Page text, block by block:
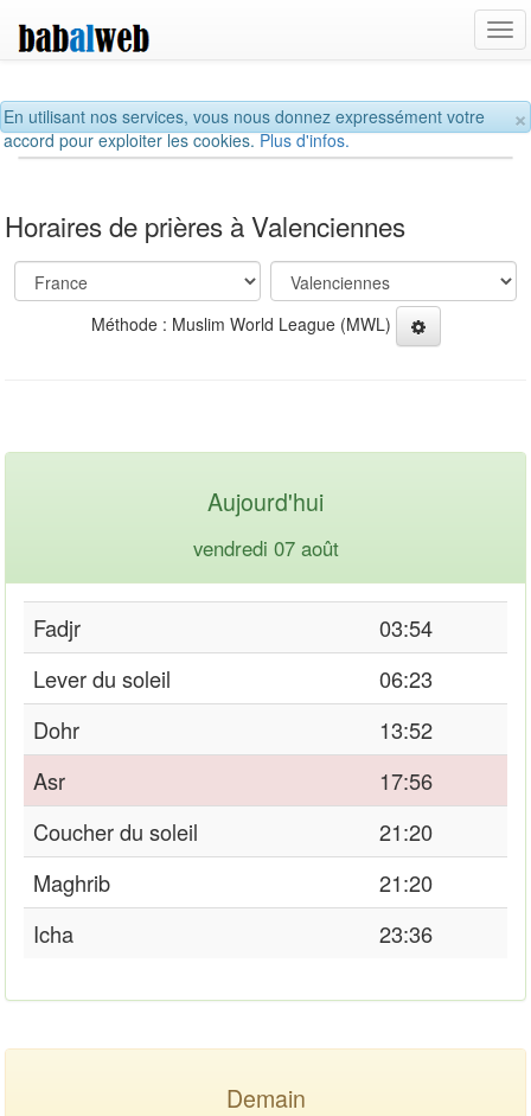
×
En utilisant nos services, vous nous donnez expressément votre
accord pour exploiter les cookies.Plus d'infos.
Horaires de prières à Valenciennes
Méthode : Muslim World League (MWL)
Aujourd'hui
vendredi 07 août
Fadjr
03:54
Lever du soleil
06:23
Dohr
13:52
Asr
17:56
Coucher du soleil
21:20
Maghrib
21:20
Icha
23:36
Demain